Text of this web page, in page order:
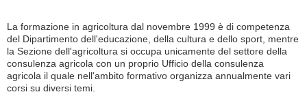
La formazione in agricoltura dal novembre 1999 è di competenza
del Dipartimento dell'educazione, della cultura e dello sport, mentre
la Sezione dell'agricoltura si occupa unicamente del settore della
consulenza agricola con un proprio Ufficio della consulenza
agricola il quale nell'ambito formativo organizza annualmente vari
corsi su diversi temi.